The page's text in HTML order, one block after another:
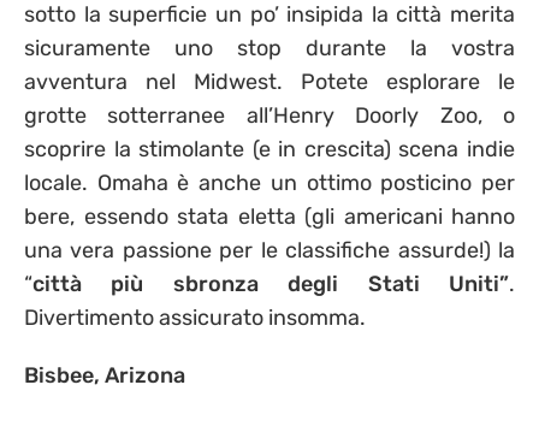
sotto la superficie un po’ insipida la città merita
sicuramente uno stop durante la vostra
avventura nel Midwest. Potete esplorare le
grotte sotterranee all’Henry Doorly Zoo, o
scoprire la stimolante (e in crescita) scena indie
locale. Omaha è anche un ottimo posticino per
bere, essendo stata eletta (gli americani hanno
una vera passione per le classifiche assurde!) la
“città più sbronza degli Stati Uniti”.
Divertimento assicurato insomma.
Bisbee, Arizona